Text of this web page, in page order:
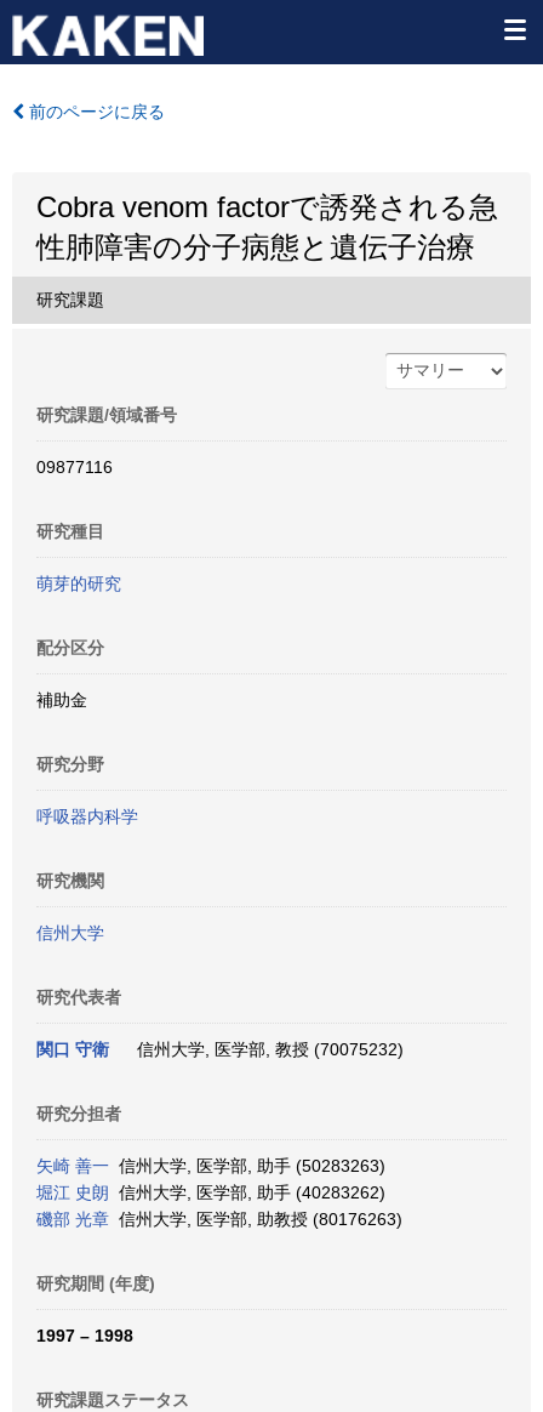
前のページに戻る
Cobra venom factorで誘発される急
性肺障害の分子病態と遺伝子治療
研究課題
研究課題/領域番号
09877116
研究種目
萌芽的研究
配分区分
補助金
研究分野
呼吸器内科学
研究機関
信州大学
研究代表者
関口 守衛 信州大学, 医学部, 教授 (70075232)
研究分担者
矢崎 善一 信州大学, 医学部, 助手 (50283263)
堀江 史朗 信州大学, 医学部, 助手 (40283262)
磯部 光章 信州大学, 医学部, 助教授 (80176263)
研究期間 (年度)
1997 – 1998
研究課題ステータス